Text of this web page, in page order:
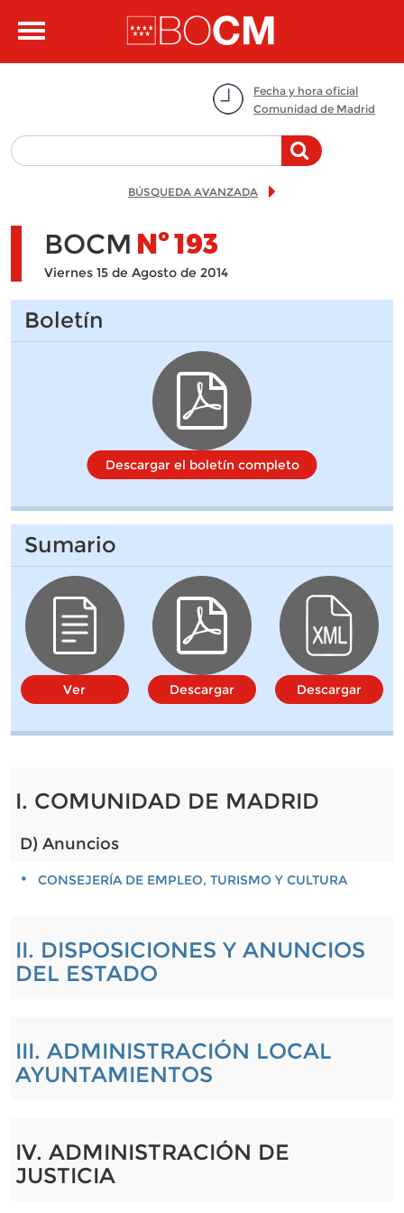
Toggle
Fecha y hora oficial
Comunidad de Madrid
BÚSQUEDA AVANZADA
BOCM Nº193
Viernes 15 de Agosto de 2014
Boletín
Descargar el boletín completo
Sumario
Ver Descargar Descargar
I. COMUNIDAD DE MADRID
D) Anuncios
CONSEJERÍA DE EMPLEO, TURISMO Y CULTURA
II. DISPOSICIONES Y ANUNCIOS
DEL ESTADO
III. ADMINISTRACIÓN LOCAL
AYUNTAMIENTOS
IV. ADMINISTRACIÓN DE
JUSTICIA